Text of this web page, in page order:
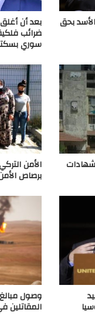
بحق بعد أن
ضرائب
سوري
الأمن
برصاص
وصول مبالغ
المقاتلين